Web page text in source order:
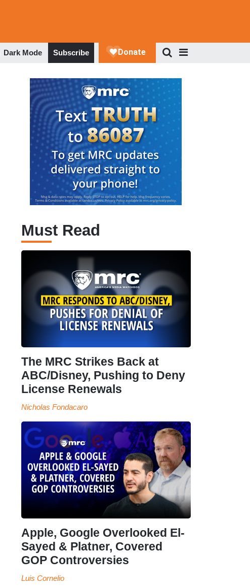
Dark Mode Subscribe
Must Read
The MRC Strikes Back at
ABC/Disney, Pushing to Deny
License Renewals
Nicholas Fondacaro
Apple, Google Overlooked El-
Sayed & Platner, Covered
GOP Controversies
Luis Cornelio